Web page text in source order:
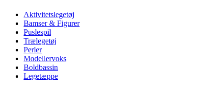
Aktivitetslegetøj
Bamser & Figurer
Puslespil
Trælegetøj
Perler
Modellervoks
Boldbassin
Legetæppe